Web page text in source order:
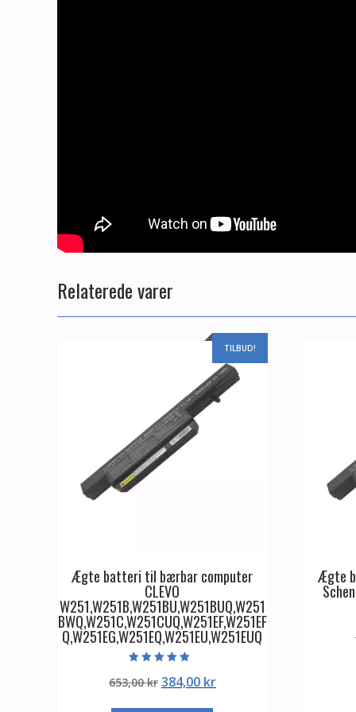
Relaterede varer
TILBUD!
Ægte batteri til bærbar computer
CLEVO
W251,W251B,W251BU,W251BUQ,W251
BWQ,W251C,W251CUQ,W251EF,W251EF
Q,W251EG,W251EQ,W251EU,W251EUQ
5.00
ud af 5
653,00kr Den
384,00 krDen
Ægte